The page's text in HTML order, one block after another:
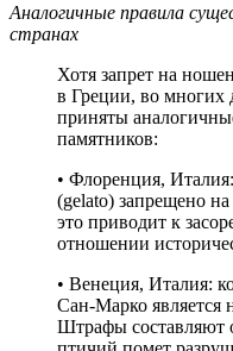
Аналогичные правила
странах
Хотя запрет на
в Греции, во многих
приняты
памятников:
• Флоренция,
(gelato) запрещено
это приводит к
отношении
• Венеция, Италия:
Сан-Марко является
Штрафы составляют